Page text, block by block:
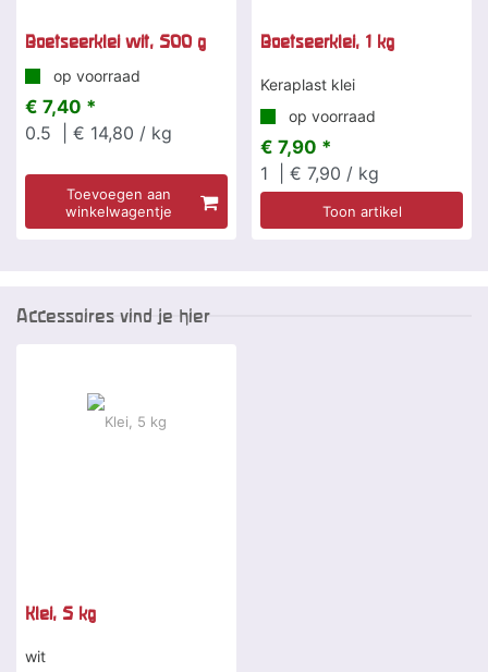
Boetseerklei wit, 500 g
op voorraad
€ 7,40 *
0.5
| € 14,80 / kg
Toevoegen aan
winkelwagentje
Boetseerklei, 1 kg
Keraplast klei
op voorraad
€ 7,90 *
1
| € 7,90 / kg
Toon artikel
Accessoires vind je hier
Klei, 5 kg
wit